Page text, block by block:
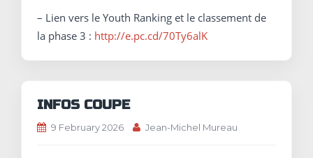
– Lien vers le Youth Ranking et le classement de
la phase 3 : http://e.pc.cd/70Ty6alK
INFOS COUPE
9 February 2026 Jean-Michel Mureau